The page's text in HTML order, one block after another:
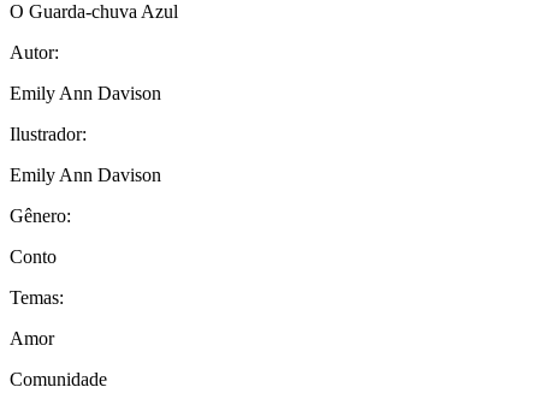
O Guarda-chuva Azul
Autor:
Emily Ann Davison
Ilustrador:
Emily Ann Davison
Gênero:
Conto
Temas:
Amor
Comunidade